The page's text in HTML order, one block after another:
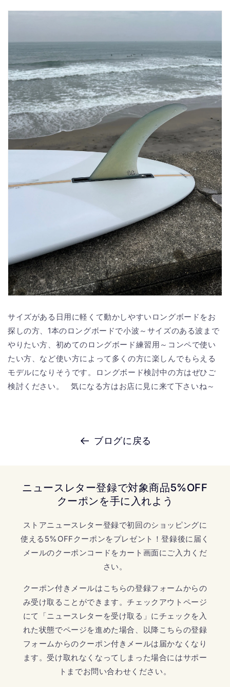
サイズがある日用に軽くて動かしやすいロングボードをお
探しの方、1本のロングボードで小波～サイズのある波まで
やりたい方、初めてのロングボード練習用～コンペで使い
たい方、など使い方によって多くの方に楽しんでもらえる
モデルになりそうです。ロングボード検討中の方はぜひご
検討ください。 気になる方はお店に見に来て下さいね～
ブログに戻る
ニュースレター登録で対象商品5%OFF
クーポンを手に入れよう
ストアニュースレター登録で初回のショッピングに
使える5%OFFクーポンをプレゼント！登録後に届く
メールのクーポンコードをカート画面にご入力くだ
さい。
クーポン付きメールはこちらの登録フォームからの
み受け取ることができます。チェックアウトページ
にて「ニュースレターを受け取る」にチェックを入
れた状態でページを進めた場合、以降こちらの登録
フォームからのクーポン付きメールは届かなくなり
ます。受け取れなくなってしまった場合にはサポー
トまでお問い合わせください。